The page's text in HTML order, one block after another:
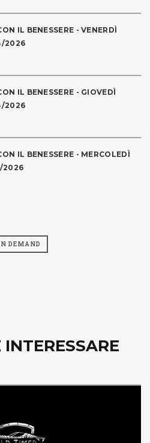
IL BENESSERE - VENERDÌ
2026
IL BENESSERE - GIOVEDÌ
2026
IL BENESSERE - MERCOLEDÌ
2026
DEMAND